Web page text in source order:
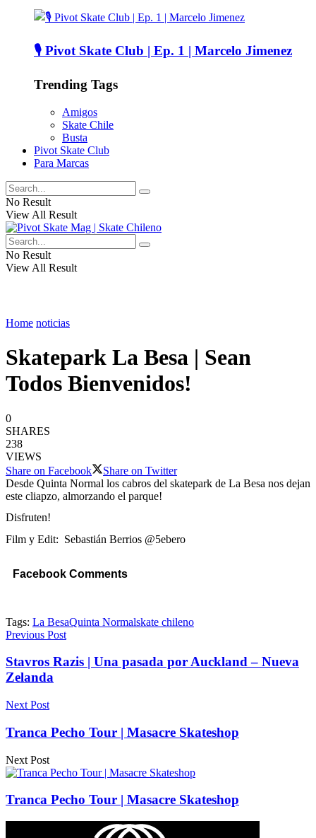
🎙️ Pivot Skate Club | Ep. 1 | Marcelo Jimenez
Trending Tags
Amigos
Skate Chile
Busta
Pivot Skate Club
Para Marcas
No Result
View All Result
No Result
View All Result
Home noticias
Skatepark La Besa | Sean
Todos Bienvenidos!
0
SHARES
238
VIEWS
Share on Facebook
Share on Twitter
Desde Quinta Normal los cabros del skatepark de La Besa nos dejan
este cliapzo, almorzando el parque!
Disfruten!
Film y Edit: Sebastián Berrios @5ebero
Facebook Comments
Tags: La BesaQuinta Normalskate chileno
Previous Post
Stavros Razis | Una pasada por Auckland – Nueva
Zelanda
Next Post
Tranca Pecho Tour | Masacre Skateshop
Next Post
Tranca Pecho Tour | Masacre Skateshop